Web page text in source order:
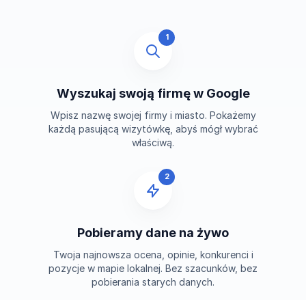
1
Wyszukaj swoją firmę w Google
Wpisz nazwę swojej firmy i miasto. Pokażemy
każdą pasującą wizytówkę, abyś mógł wybrać
właściwą.
2
Pobieramy dane na żywo
Twoja najnowsza ocena, opinie, konkurenci i
pozycje w mapie lokalnej. Bez szacunków, bez
pobierania starych danych.